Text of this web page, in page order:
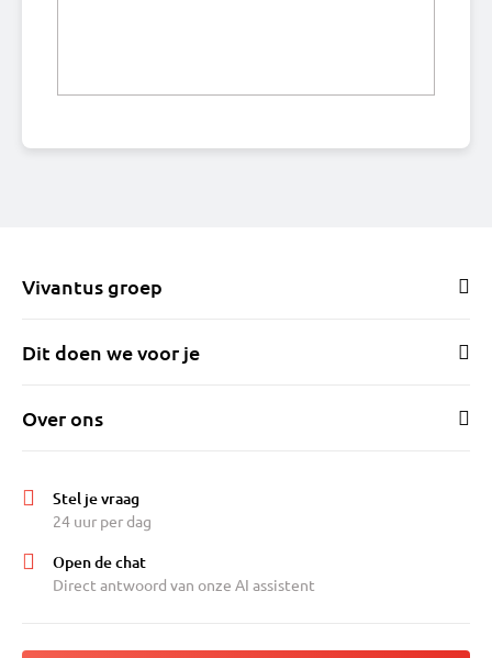
Vivantus groep
Dit doen we voor je
Over ons
Stel je vraag
24 uur per dag
Open de chat
Direct antwoord van onze AI assistent